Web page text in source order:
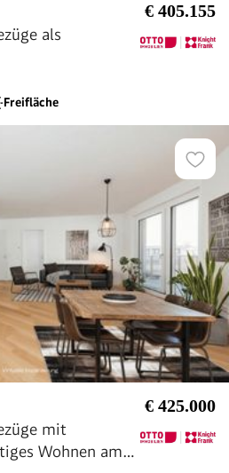
€ 405.155
als
Freifläche
€ 425.000
mit
Wohnen am